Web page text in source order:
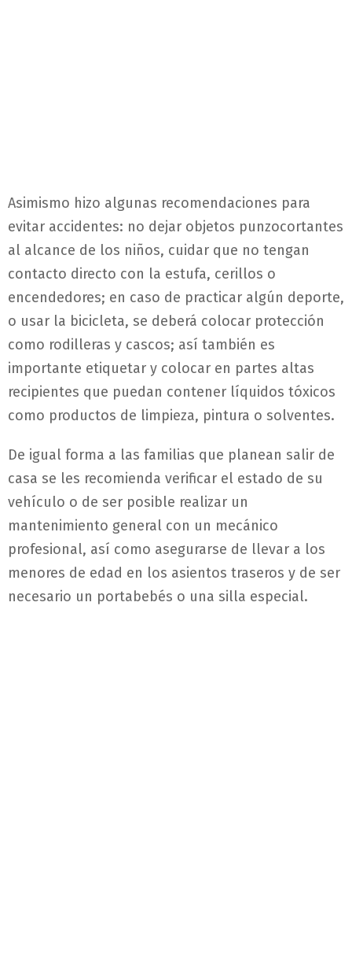
Asimismo hizo algunas recomendaciones para
evitar accidentes: no dejar objetos punzocortantes
al alcance de los niños, cuidar que no tengan
contacto directo con la estufa, cerillos o
encendedores; en caso de practicar algún deporte,
o usar la bicicleta, se deberá colocar protección
como rodilleras y cascos; así también es
importante etiquetar y colocar en partes altas
recipientes que puedan contener líquidos tóxicos
como productos de limpieza, pintura o solventes.
De igual forma a las familias que planean salir de
casa se les recomienda verificar el estado de su
vehículo o de ser posible realizar un
mantenimiento general con un mecánico
profesional, así como asegurarse de llevar a los
menores de edad en los asientos traseros y de ser
necesario un portabebés o una silla especial.